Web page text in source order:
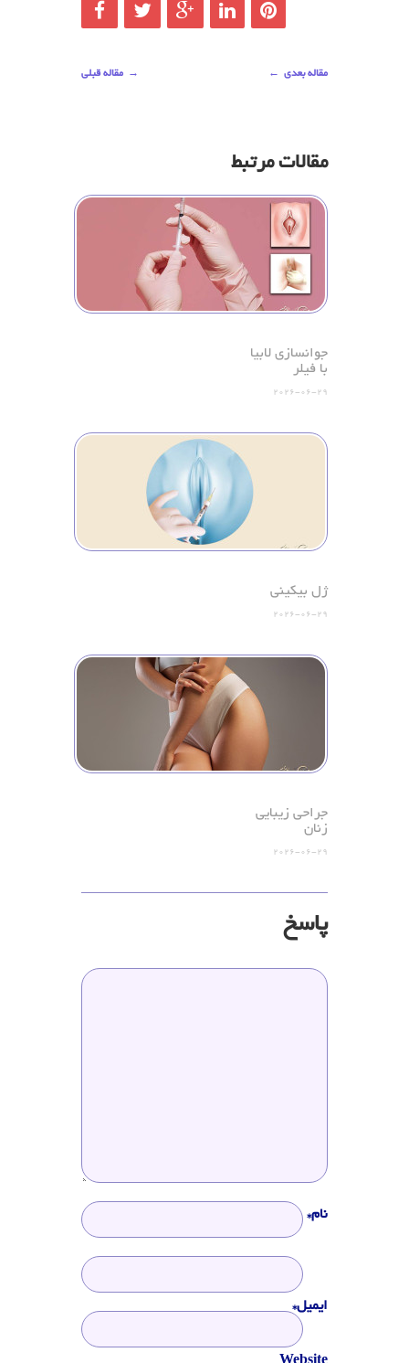
→ مقاله قبلی مقاله بعدی ←
مقالات مرتبط
جوانسازی لابیا
با فیلر
2026-06-29
ژل بیکینی
2026-06-29
جراحی زیبایی
زنان
2026-06-29
پاسخ
نام*
ایمیل*